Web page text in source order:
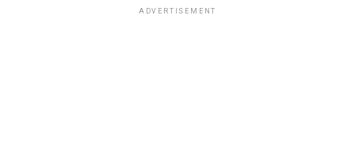
ADVERTISEMENT